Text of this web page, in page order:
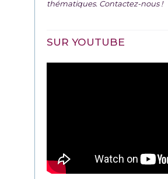
thématiques. Contactez-nous !
SUR YOUTUBE